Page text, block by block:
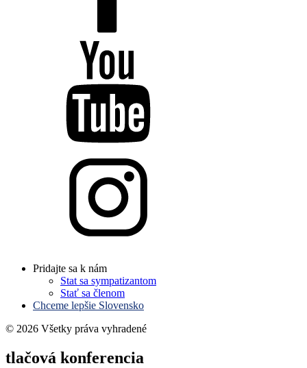
Pridajte sa k nám
Stat sa sympatizantom
Stať sa členom
Chceme lepšie Slovensko
© 2026 Všetky práva vyhradené
tlačová konferencia